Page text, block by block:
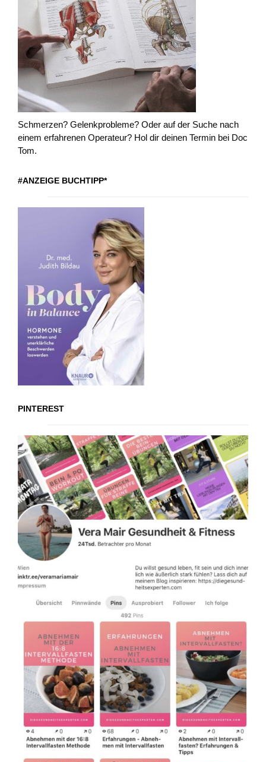
Schmerzen? Gelenkprobleme? Oder auf der Suche nach
einem erfahrenen Operateur? Hol dir deinen Termin bei Doc
Tom.
#ANZEIGE BUCHTIPP*
PINTEREST